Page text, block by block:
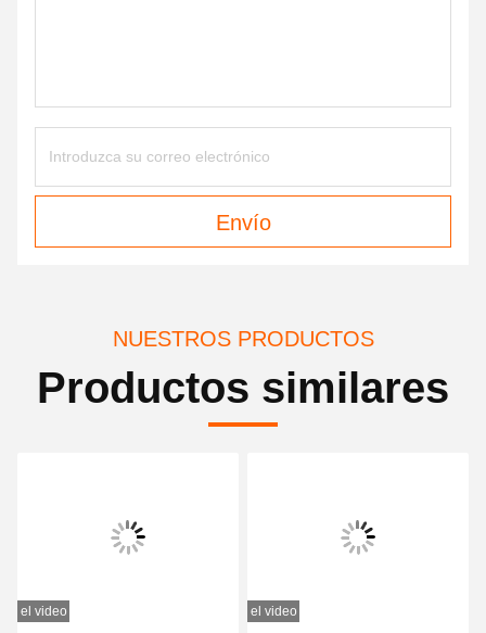
Envío
NUESTROS PRODUCTOS
Productos similares
el video el video